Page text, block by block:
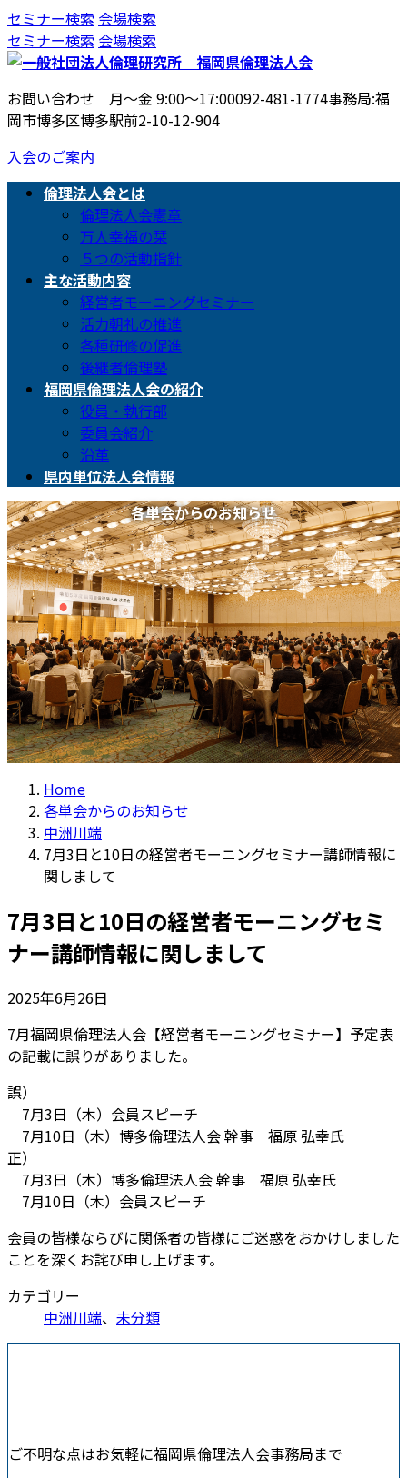
コ
ン
テ
ツ
へ
ス
キ
ナ
ビ
ゲ
シ
ョ
ン
に
セミナー検索 会場検索
セミナー検索 会場検索
お問い合わせ 月〜金 9:00〜17:00092-481-1774事務局:福
岡市博多区博多駅前2-10-12-904
入会のご案内
倫理法人会とは
倫理法人会憲章
万人幸福の栞
５つの活動指針
主な活動内容
経営者モーニングセミナー
活力朝礼の推進
各種研修の促進
後継者倫理塾
福岡県倫理法人会の紹介
役員・執行部
委員会紹介
沿革
県内単位法人会情報
各単会からのお知らせ
Home
各単会からのお知らせ
中洲川端
7月3日と10日の経営者モーニングセミナー講師情報に
関しまして
7月3日と10日の経営者モーニングセミ
ナー講師情報に関しまして
2025年6月26日
7月福岡県倫理法人会【経営者モーニングセミナー】予定表
の記載に誤りがありました。
誤）
7月3日（木）会員スピーチ
7月10日（木）博多倫理法人会 幹事 福原 弘幸氏
正）
7月3日（木）博多倫理法人会 幹事 福原 弘幸氏
7月10日（木）会員スピーチ
会員の皆様ならびに関係者の皆様にご迷惑をおかけしました
ことを深くお詫び申し上げます。
カテゴリー
中洲川端、 未分類
ご不明な点はお気軽に福岡県倫理法人会事務局まで